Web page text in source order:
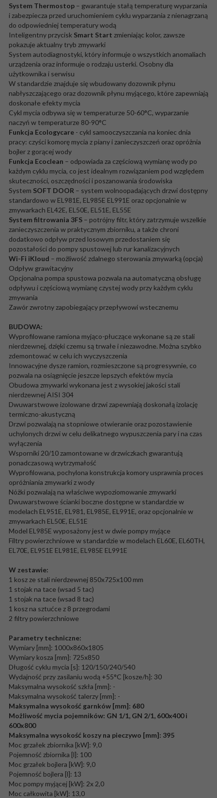
System Thermostop – gwarantuje stałą temperaturę wyparzania
i zabezpiecza przed uruchomieniem cyklu wyparzania z nienagrzaną
do odpowiedniej temperatury wodą
Inteligentny przycisk Smart Start zmieniając kolor, zawsze
pokazuje aktualny tryb zmywarki
System autodiagnostyki, który informuje o wszystkich anomaliach
urządzenia oraz informuje o rodzaju usterki. Osobny dla
użytkownika i serwisu
W standardzie znajduje się wbudowany dozownik płynu
nabłyszczającego oraz dozownik płynu myjącego, które zapewniają
doskonałe efekty mycia
Cykl mycia odbywa się w temperaturze 50-60°C, wyparzanie
naczyń w temperaturze 80-90°C
Funkcja Ecologycare - cykl samooczyszczania na koniec dnia
pracy: czyści komorę mycia z piany i zanieczyszczeń oraz opróżnia
bojler z gorącej wody
Funkcja Ecoclean – odpowiada za częściową wymianę wody po
każdym cyklu mycia, co jest idealnym rozwiązaniem pod względem
skuteczności, oszczędności i poszanowania środowiska
System SOFT DOOR – system wolnoopadających drzwi dostępny
standardowo w EL981E, EL985E EL991E oraz opcjonalnie w
zmywarkach EL42E, EL50E, EL51E, EL55E
System filtrowania 3FS – potrójny filtr, który zatrzymuje wszelkie
zanieczyszczenia w praktycznym zbiorniku, a także chroni
dodatkowo odpływ przed losowym przedostaniem się
pozostałości do pompy spustowej lub rur kanalizacyjnych
Wi-Fi iKloud – możliwość zdalnego sterowania zmywarką (opcja)
Odpływ grawitacyjny
Opcjonalna pompa spustowa pozwala na automatyczną obsługę
odpływu i częściową wymianę czystej wody przy każdym cyklu
zmywania
Zawór zwrotny zapobiegający przepływowi wstecznemu
BUDOWA:
Wyprofilowane ramiona myjąco-płuczące wykonane są ze stali
nierdzewnej, dzięki czemu są trwałe i niezawodne. Można szybko
zdemontować w celu ich wyczyszczenia
Innowacyjne dysze ramion, rozmieszczone są progresywnie, co
pozwala na osiągnięcie jeszcze lepszych efektów mycia
Obudowa zmywarki wykonana jest z wysokiej jakości stali
nierdzewnej AISI 304
Dwuwarstwowe izolowane drzwi zapewniają doskonałą izolację
termiczno-akustyczną
Drzwi pozwalają na stopniowe otwieranie oraz pozostawienie
uchylonych drzwi w celu delikatnego wypuszczenia pary i na czas
wyłączenia
Wsporniki 20/10 zamontowane w drzwiczkach gwarantują
ponadczasową wytrzymałość
Wyprofilowana, pochylona konstrukcja komory usprawnia proces
opróżniania zmywarki z wody
Nóżki pozwalają na właściwe wypoziomowanie zmywarki
Dwuwarstwowe ścianki boczne dostępne w standardzie w
modelach EL951E, EL981, EL985E, EL991E, oraz opcjonalnie w
zmywarkach EL50E, EL51E
Model EL985E wyposażony jest w dwie pompy myjące
Filtry powierzchniowe w standardzie w modelach EL60E, EL60TH,
EL70E, EL951E EL981E, EL985E EL991E
W zestawie:
1 kosz ze stali nierdzewnej 850x725x100 mm
1 stojak na tace (wsad 5 tac)
1 stojak na tace (wsad 8 tac)
1 kosz na sztućce z 8 przegrodami
2 filtry powierzchniowe
Parametry techniczne:
Wymiary [mm]: 1000x860x1805
Wymiary kosza [mm]: 725x850
Długość cyklu mycia [s]: 120/150/240/540
Wydajność przy zasilaniu wodą +55°C [kosze/h]: 30
Maksymalna wysokość szkła [mm]: -
Maksymalna wysokość talerzy [mm]: -
Maksymalna wysokość garnków [mm]: 680
Możliwość mycia pojemników: GN 1/1, GN 2/1, 600x400 i
600x800
Maksymalna wysokość koszy na pieczywo [mm]: 395
Moc grzałek zbiornika [kW]: 9,0
Pojemność zbiornika [l]: 100
Moc grzałek bojlera [kW]: 9,0
Pojemność bojlera [l]: 13
Moc pompy myjącej [kW]: 2x 2,0
Moc całkowita [kW]: 13,0